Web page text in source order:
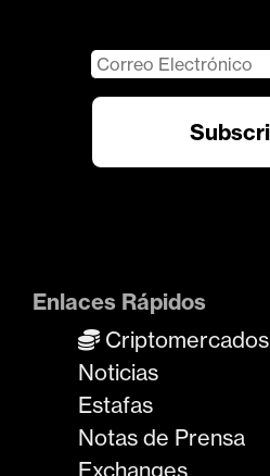
Enlaces Rápidos
Criptomercados
Noticias
Estafas
Notas de Prensa
Exchanges